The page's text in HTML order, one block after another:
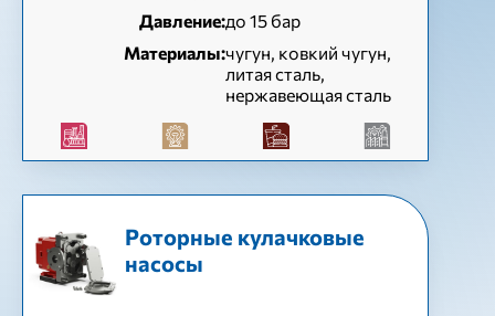
Давление:до 15 бар
Материалы:чугун, ковкий чугун,
литая сталь,
нержавеющая сталь
Роторные кулачковые
насосы